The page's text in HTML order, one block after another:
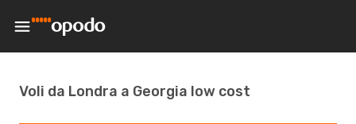
Voli da Londra a Georgia low cost